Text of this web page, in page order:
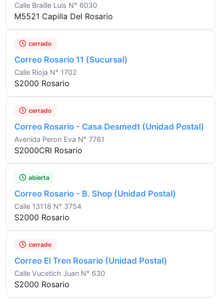
Calle Braille Luis N° 6030
M5521 Capilla Del Rosario
cerrado
Correo Rosario 11 (Sucursal)
Calle Rioja N° 1702
S2000 Rosario
cerrado
Correo Rosario - Casa Desmedt (Unidad Postal)
Avenida Peron Eva N° 7761
S2000CRI Rosario
abierta
Correo Rosario - B. Shop (Unidad Postal)
Calle 13118 N° 3754
S2000 Rosario
cerrado
Correo El Tren Rosario (Unidad Postal)
Calle Vucetich Juan N° 630
S2000 Rosario